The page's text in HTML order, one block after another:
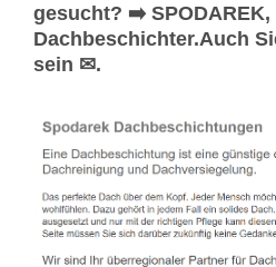
gesucht? ➡️ SPODAREK,
Dachbeschichter.Auch
sein ✉.